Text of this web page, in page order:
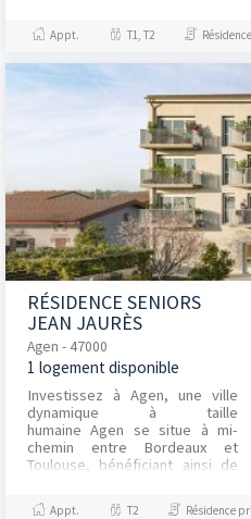
la rue Montesquie...
Appt. T1, T2 Résidence
RÉSIDENCE SENIORS
JEAN JAURÈS
Agen - 47000
1 logement disponible
Investissez à Agen, une ville
dynamique à taille
humaine Agen se situe à mi-
chemin entre Bordeaux et
Toulouse, bénéficiant ainsi de
Appt. T2 Résidence principale / PTZ